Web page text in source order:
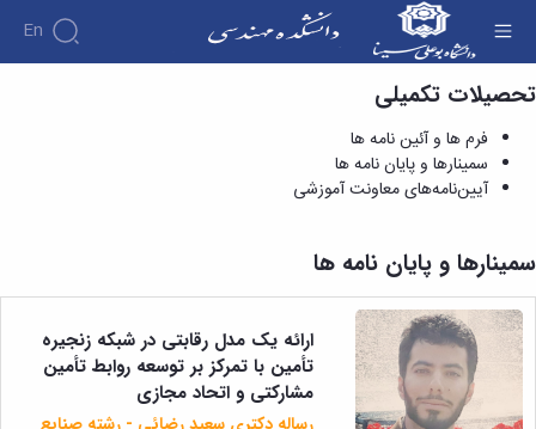
En
درباره
دانشکده
تاریخچه
روسای
پیشین
افتخارات
آلبوم
عکس
اطلاعات
تماس
آموزش
دوره
کارشناسی
و
آئین
نامه
ها
آیین‌نامه‌های
معاونت
آموزشی
پژوهش
پژوهش
کارگاه ها
و
آزمایشگاه
ها
گروه
برق
گروه
دانشکده
اساتید
بازنشسته
کارکنان
دانشکده
مهندسی
آموزشی
گروه
های
آموزشی
مهندسی
برق
مهندسی
سمینارها و پایان نامه ها - دانشکده فنی و مهندسی
تحصیلات تکمیلی
فرم ها و آئین نامه ها
سمینارها و پایان نامه ها
آیین‌نامه‌های معاونت آموزشی
سمینارها و پایان نامه ها
ارائه یک مدل رقابتی در شبکه زنجیره
تأمین با تمرکز بر توسعه روابط تأمین
مشارکتی و اتحاد مجازی
رساله دکتری سعید رضائی - رشته صنایع